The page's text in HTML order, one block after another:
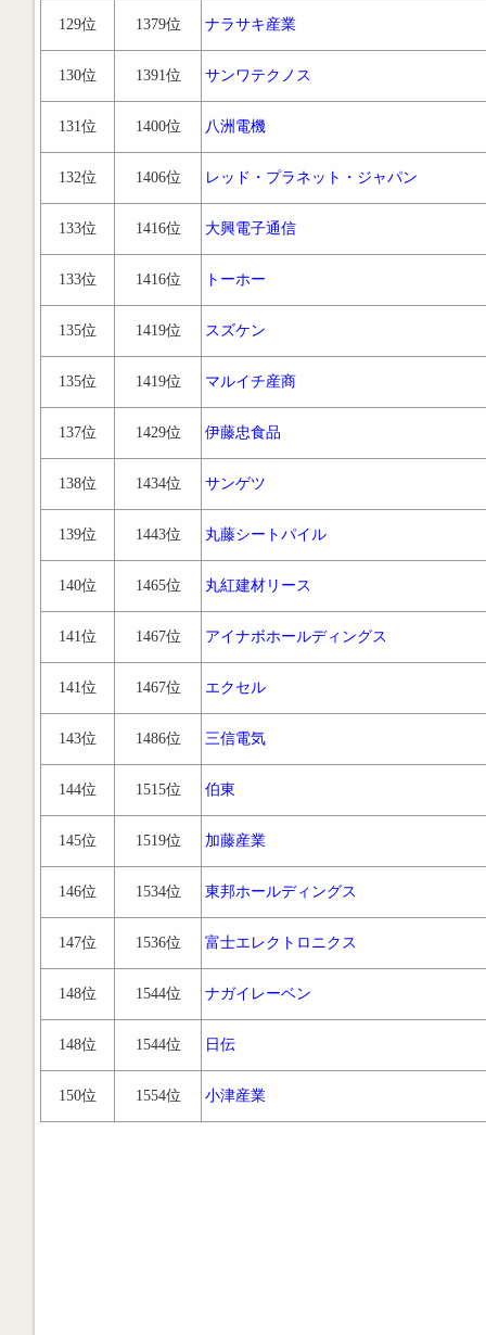
129位 1379位 ナラサキ産業
130位 1391位 サンワテクノス
131位 1400位 八洲電機
132位 1406位 レッド・プラネット・ジャパン
133位 1416位 大興電子通信
133位 1416位 トーホー
135位 1419位 スズケン
135位 1419位 マルイチ産商
137位 1429位 伊藤忠食品
138位 1434位 サンゲツ
139位 1443位 丸藤シートパイル
140位 1465位 丸紅建材リース
141位 1467位 アイナボホールディングス
141位 1467位 エクセル
143位 1486位 三信電気
144位 1515位 伯東
145位 1519位 加藤産業
146位 1534位 東邦ホールディングス
147位 1536位 富士エレクトロニクス
148位 1544位 ナガイレーベン
148位 1544位 日伝
150位 1554位 小津産業